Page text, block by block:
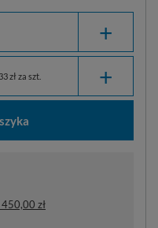
+
zł za szt. +
450,00 zł